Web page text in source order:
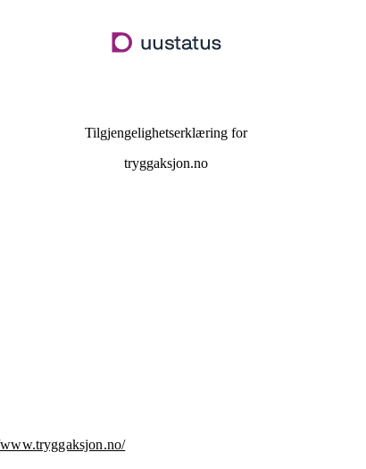
hovedinnhold
Tilgjengelighetserklæring for
tryggaksjon.no